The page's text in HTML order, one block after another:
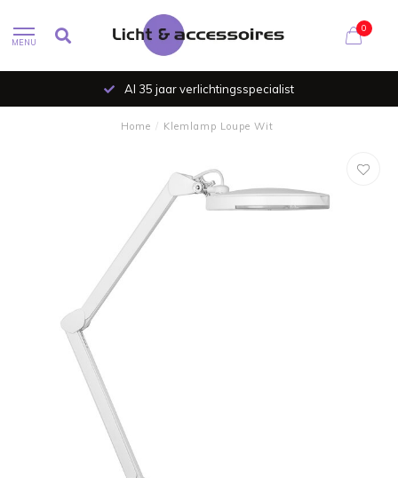
MENU
0
Al 35 jaar verlichtingsspecialist
Home / Klemlamp Loupe Wit